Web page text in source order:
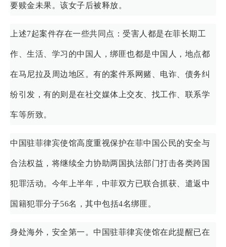
要赎金未果。该女子后被释放。
上述7起案件存在一些共同点：受害人都是在菲长期工
作、生活、学习的中国人，绑匪也都是中国人，地点都
在马尼拉及周边地区。有的案件系网赌、电诈、债务纠
纷引发，有的则是在社交媒体上交友、找工作、联系学
车等所致。
中国驻菲律宾使馆高度重视保护在菲中国公民的安全与
合法权益，将继续全力协助两国执法部门打击各类跨国
犯罪活动。今年上半年，中菲双方已联合抓获、遣返中
国籍犯罪分子56名，其中包括4名绑匪。
身处海外，安全第一。中国驻菲律宾使馆在此提醒已在